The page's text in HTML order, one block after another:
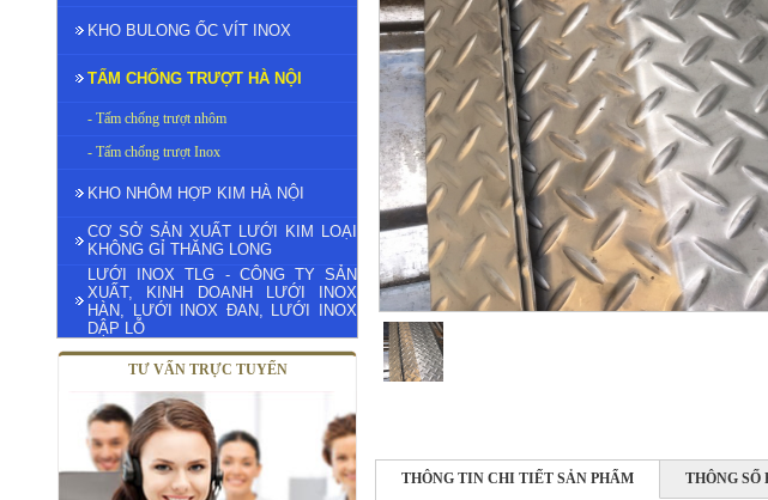
KHO BULONG ỐC VÍT INOX
TẤM CHỐNG TRƯỢT HÀ NỘI
- Tấm chống trượt nhôm
- Tấm chống trượt Inox
KHO NHÔM HỢP KIM HÀ NỘI
CƠ SỞ SẢN XUẤT LƯỚI KIM LOẠI
KHÔNG GỈ THĂNG LONG
LƯỚI INOX TLG - CÔNG TY SẢN
XUẤT, KINH DOANH LƯỚI INOX
HÀN, LƯỚI INOX ĐAN, LƯỚI INOX
DẬP LỖ
TƯ VẤN TRỰC TUYẾN
THÔNG TIN CHI TIẾT SẢN PHẨM THÔNG